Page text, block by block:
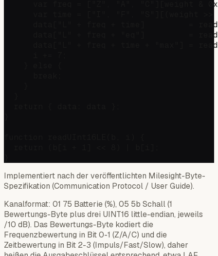
var freq = ["Z", "A", "C"][weight &
data["L" + freq + time]         =
data["L" + freq + "eq"]         =
data["L" + freq + time + "max"] =
Implementiert nach der veröffentlichten Milesight-Byte-
Spezifikation (Communication Protocol / User Guide).
Kanalformat: 01 75 Batterie (%), 05 5b Schall (1
Bewertungs-Byte plus drei UINT16 little-endian, jeweils
/10 dB). Das Bewertungs-Byte kodiert die
Frequenzbewertung in Bit 0-1 (Z/A/C) und die
Zeitbewertung in Bit 2-3 (Impuls/Fast/Slow), daher